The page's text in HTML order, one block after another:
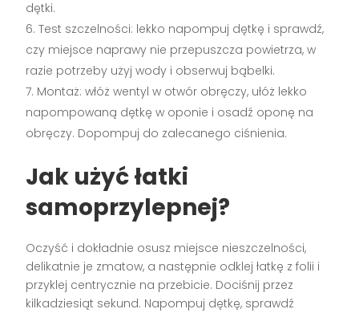
dętki.
Test szczelności: lekko napompuj dętkę i sprawdź,
czy miejsce naprawy nie przepuszcza powietrza, w
razie potrzeby użyj wody i obserwuj bąbelki.
Montaż: włóż wentyl w otwór obręczy, ułóż lekko
napompowaną dętkę w oponie i osadź oponę na
obręczy. Dopompuj do zalecanego ciśnienia.
Jak użyć łatki
samoprzylepnej?
Oczyść i dokładnie osusz miejsce nieszczelności,
delikatnie je zmatow, a następnie odklej łatkę z folii i
przyklej centrycznie na przebicie. Dociśnij przez
kilkadziesiąt sekund. Napompuj dętkę, sprawdź